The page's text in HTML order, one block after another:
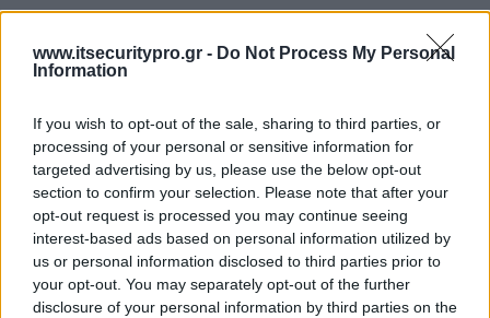
www.itsecuritypro.gr - Do Not Process My Personal
Information
If you wish to opt-out of the sale, sharing to third parties, or
processing of your personal or sensitive information for
targeted advertising by us, please use the below opt-out
section to confirm your selection. Please note that after your
opt-out request is processed you may continue seeing
interest-based ads based on personal information utilized by
us or personal information disclosed to third parties prior to
your opt-out. You may separately opt-out of the further
disclosure of your personal information by third parties on the